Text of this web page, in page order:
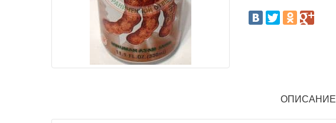
ОПИСАНИЕ